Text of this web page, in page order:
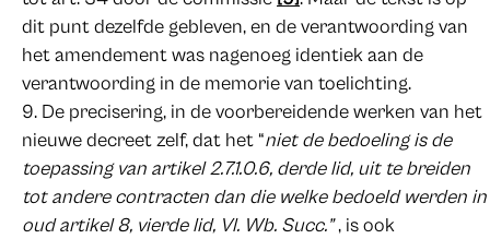
dit punt dezelfde gebleven, en de verantwoording van
het amendement was nagenoeg identiek aan de
verantwoording in de memorie van toelichting.
De precisering, in de voorbereidende werken van het
nieuwe decreet zelf, dat het “niet de bedoeling is de
toepassing van artikel 2.7.1.0.6, derde lid, uit te breiden
tot andere contracten dan die welke bedoeld werden in
oud artikel 8, vierde lid, Vl. Wb. Succ.”, is ook